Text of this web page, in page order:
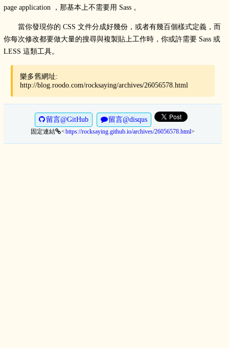
page application ，那基本上不需要用 Sass 。
當你發現你的 CSS 文件分成好幾份，或者有幾百個樣式定義，而
你每次修改都要做大量的搜尋與複製貼上工作時，你或許需要 Sass 或
LESS 這類工具。
樂多舊網址:
http://blog.roodo.com/rocksaying/archives/26056578.html
留言@GitHub 留言@disqus
固定連結 <https://rocksaying.github.io/archives/26056578.html>